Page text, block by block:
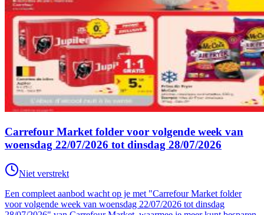
Carrefour Market folder voor volgende week van
woensdag 22/07/2026 tot dinsdag 28/07/2026
Niet verstrekt
Een compleet aanbod wacht op je met "Carrefour Market folder
voor volgende week van woensdag 22/07/2026 tot dinsdag